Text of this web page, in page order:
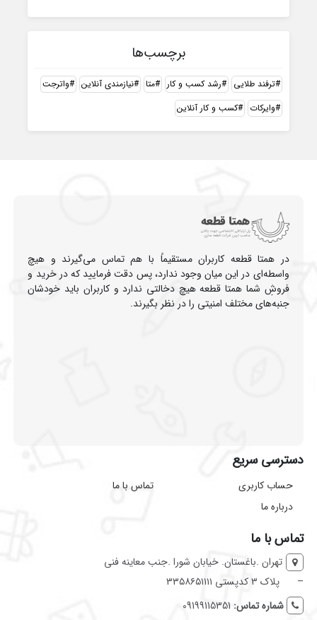
برچسب‌ها
ترفند طلایی رشد کسب و کار متا نیازمندی آنلاین
واترجت
وایرکات
کسب و کار آنلاین
در همتا قطعه کاربران مستقیماً با هم تماس می‌گیرند و هیچ
واسطه‌ای در این میان وجود ندارد، پس دقت فرمایید که در خرید و
فروشِ شما همتا قطعه هیچ دخالتی ندارد و کاربران باید خودشان
جنبه‌های مختلف امنیتی را در نظر بگیرند.
دسترسی سریع
حساب کاربری
درباره ما
تماس با ما
تماس با ما
تهران .باغستان. خیابان شورا .جنب معاینه فنی
–
پلاک ۳ کدپستی ۳۳۵۸۶۵۱۱۱۱
شماره تماس: 09199115351